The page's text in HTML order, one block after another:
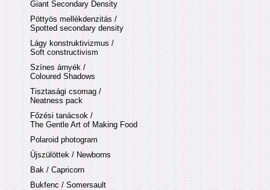
Giant Secondary Density
Pöttyös mellékdenzitás /
Spotted secondary density
Lágy konstruktivizmus /
Soft constructivism
Színes árnyék /
Coloured Shadows
Tisztasági csomag /
Neatness pack
Főzési tanácsok /
The Gentle Art of Making Food
Polaroid photogram
Újszülöttek / Newborns
Bak / Capricorn
Bukfenc / Somersault